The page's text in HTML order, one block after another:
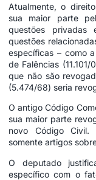
Atualmente, o
sua maior parte
questões privadas
questões
específicas – como
de Falências
que não são
(5.474/68) seria
O antigo Código
sua maior parte
novo Código Civil.
somente artigos
O deputado
específico com o